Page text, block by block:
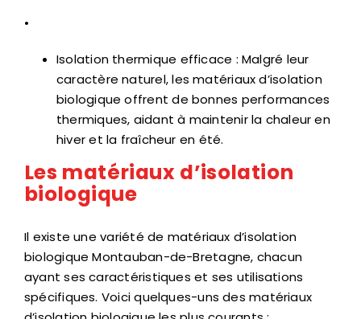
•
Isolation thermique efficace : Malgré leur
caractère naturel, les matériaux d’isolation
biologique offrent de bonnes performances
thermiques, aidant à maintenir la chaleur en
hiver et la fraîcheur en été.
Les matériaux d’isolation
biologique
Il existe une variété de matériaux d’isolation
biologique Montauban-de-Bretagne, chacun
ayant ses caractéristiques et ses utilisations
spécifiques. Voici quelques-uns des matériaux